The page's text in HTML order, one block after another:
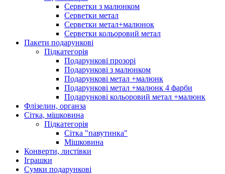
Серветки з малюнком
Серветки метал
Серветки метал+малюнок
Серветки кольоровий метал
Пакети подарункові
Підкатегорія
Подарункові прозорі
Подарункові з малюнком
Подарункові метал +малюнк
Подарункові метал +малюнк 4 фарби
Подарункові кольоровий метал +малюнк
Флізелин, органза
Сітка, мішковина
Підкатегорія
Сітка "павутинка"
Мішковина
Конверти, листівки
Іграшки
Сумки подарункові